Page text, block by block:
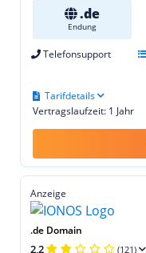
.de
Endung
Telefonsupport
Vertragslaufzeit: 1 Jahr
Tarifdetails
Anzeige
.de Domain
2,2 (121)